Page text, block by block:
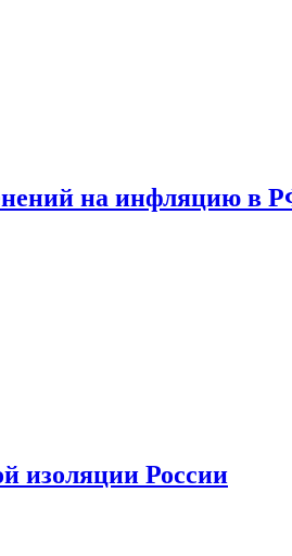
на инфляцию в
изоляции России